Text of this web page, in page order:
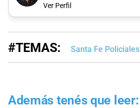
Ver Perfil
#TEMAS: Santa Fe Policiales
Además tenés que leer: